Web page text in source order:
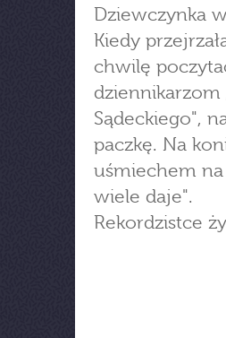
Dziewczynka
Kiedy
chwilę
dziennikarzom
Sądeckiego",
paczkę. Na
uśmiechem na
wiele daje".
Rekordzistce